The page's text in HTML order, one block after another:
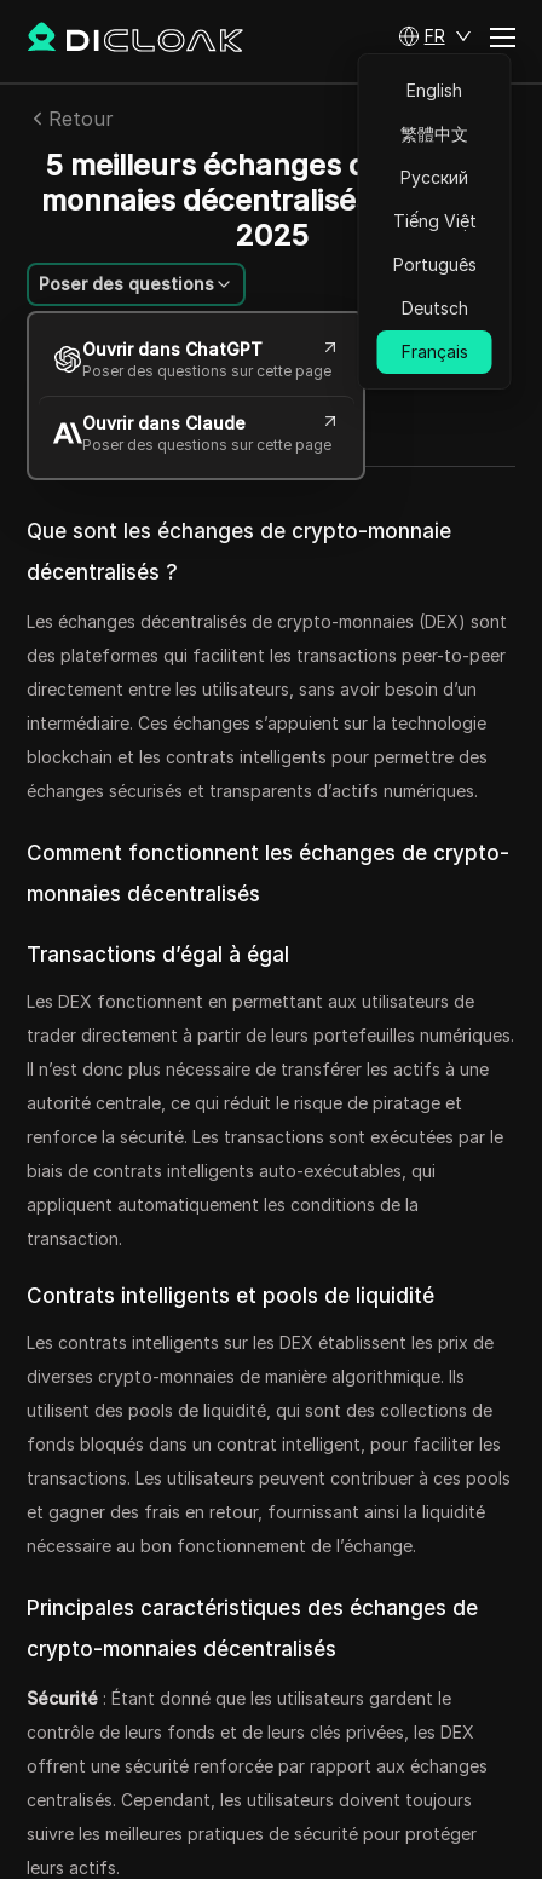
FR
English
繁體中文
Русский
Tiếng Việt
Português
Deutsch
Français
Retour
5 meilleurs échanges de crypto-
monnaies décentralisés (DEX) de
2025
Poser des questions
Ouvrir dans ChatGPT
Poser des questions sur cette page
Ouvrir dans Claude
Poser des questions sur cette page
Emily Grace Johnson
22 oct. 2025 4 min de lecture
Copy Link
Que sont les échanges de crypto-monnaie
décentralisés ?
Les échanges décentralisés de crypto-monnaies (DEX) sont
des plateformes qui facilitent les transactions peer-to-peer
directement entre les utilisateurs, sans avoir besoin d’un
intermédiaire. Ces échanges s’appuient sur la technologie
blockchain et les contrats intelligents pour permettre des
échanges sécurisés et transparents d’actifs numériques.
Comment fonctionnent les échanges de crypto-
monnaies décentralisés
Transactions d’égal à égal
Les DEX fonctionnent en permettant aux utilisateurs de
trader directement à partir de leurs portefeuilles numériques.
Il n’est donc plus nécessaire de transférer les actifs à une
autorité centrale, ce qui réduit le risque de piratage et
renforce la sécurité. Les transactions sont exécutées par le
biais de contrats intelligents auto-exécutables, qui
appliquent automatiquement les conditions de la
transaction.
Contrats intelligents et pools de liquidité
Les contrats intelligents sur les DEX établissent les prix de
diverses crypto-monnaies de manière algorithmique. Ils
utilisent des pools de liquidité, qui sont des collections de
fonds bloqués dans un contrat intelligent, pour faciliter les
transactions. Les utilisateurs peuvent contribuer à ces pools
et gagner des frais en retour, fournissant ainsi la liquidité
nécessaire au bon fonctionnement de l’échange.
Principales caractéristiques des échanges de
crypto-monnaies décentralisés
Sécurité : Étant donné que les utilisateurs gardent le
contrôle de leurs fonds et de leurs clés privées, les DEX
offrent une sécurité renforcée par rapport aux échanges
centralisés. Cependant, les utilisateurs doivent toujours
suivre les meilleures pratiques de sécurité pour protéger
leurs actifs.